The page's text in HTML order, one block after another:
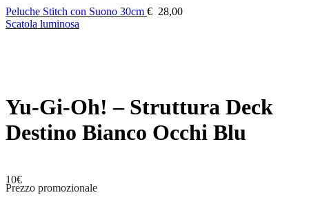
Peluche Stitch con Suono 30cm € 28,00
Scatola luminosa
Yu-Gi-Oh! – Struttura Deck
Destino Bianco Occhi Blu
10€
Prezzo promozionale